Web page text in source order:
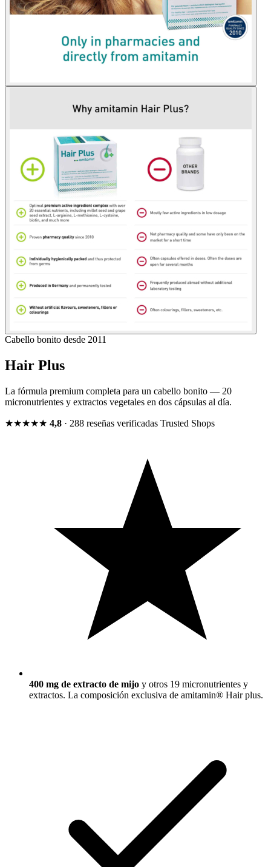
Cabello bonito desde 2011
Hair Plus
La fórmula premium completa para un cabello bonito — 20
micronutrientes y extractos vegetales en dos cápsulas al día.
★★★★★ 4,8 · 288 reseñas verificadas Trusted Shops
400 mg de extracto de mijo y otros 19 micronutrientes y
extractos. La composición exclusiva de amitamin® Hair plus.